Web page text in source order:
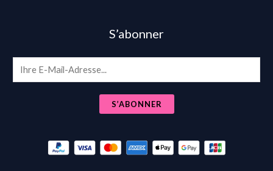
S’abonner
m
S’ABONNER